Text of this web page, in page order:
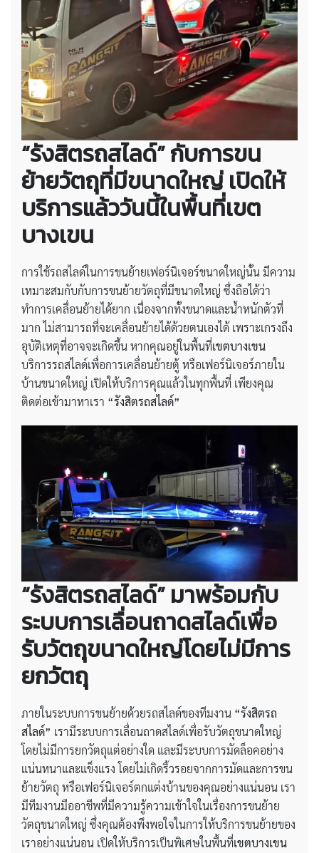
“รังสิตรถสไลด์” กับการขน
ย้ายวัตถุที่มีขนาดใหญ่ เปิดให้
บริการแล้ววันนี้ในพื้นที่เขต
บางเขน
การใช้รถสไลด์ในการขนย้ายเฟอร์นิเจอร์ขนาดใหญ่นั้น มีความ
เหมาะสมกับกับการขนย้ายวัตถุที่มีขนาดใหญ่ ซึ่งถือได้ว่า
ทำการเคลื่อนย้ายได้ยาก เนื่องจากทั้งขนาดและน้ำหนักตัวที่
มาก ไม่สามารถที่จะเคลื่อนย้ายได้ด้วยตนเองได้ เพราะเกรงถึง
อุบัติเหตุที่อาจจะเกิดขึ้น หากคุณอยู่ในพื้นที่เขตบางเขน
บริการรถสไลด์เพื่อการเคลื่อนย้ายตู้ หรือเฟอร์นิเจอร์ภายใน
บ้านขนาดใหญ่ เปิดให้บริการคุณแล้วในทุกพื้นที่ เพียงคุณ
ติดต่อเข้ามาหาเรา “รังสิตรถสไลด์”
“รังสิตรถสไลด์” มาพร้อมกับ
ระบบการเลื่อนถาดสไลด์เพื่อ
รับวัตถุขนาดใหญ่โดยไม่มีการ
ยกวัตถุ
ภายในระบบการขนย้ายด้วยรถสไลด์ของทีมงาน “รังสิตรถ
สไลด์” เรามีระบบการเลื่อนถาดสไลด์เพื่อรับวัตถุขนาดใหญ่
โดยไม่มีการยกวัตถุแต่อย่างใด และมีระบบการมัดล็อคอย่าง
แน่นหนาและแข็งแรง โดยไม่เกิดริ้วรอยจากการมัดและการขน
ย้ายวัตถุ หรือเฟอร์นิเจอร์ตกแต่งบ้านของคุณอย่างแน่นอน เรา
มีทีมงานมืออาชีพที่มีความรู้ความเข้าใจในเรื่องการขนย้าย
วัตถุขนาดใหญ่ ซึ่งคุณต้องพึงพอใจในการให้บริการขนย้ายของ
เราอย่างแน่นอน เปิดให้บริการเป็นพิเศษในพื้นที่เขตบางเขน